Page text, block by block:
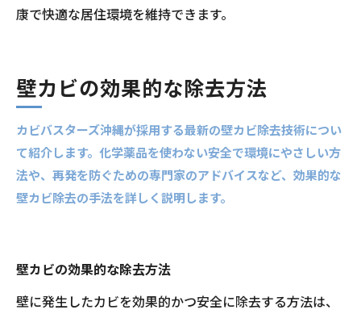
康で快適な居住環境を維持できます。
壁カビの効果的な除去方法
カビバスターズ沖縄が採用する最新の壁カビ除去技術につい
て紹介します。化学薬品を使わない安全で環境にやさしい方
法や、再発を防ぐための専門家のアドバイスなど、効果的な
壁カビ除去の手法を詳しく説明します。
壁カビの効果的な除去方法
壁に発生したカビを効果的かつ安全に除去する方法は、